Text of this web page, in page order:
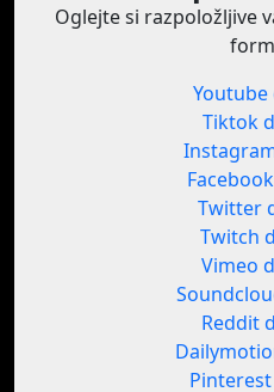
Oglejte si razpoložljive
Youtube
Tiktok
Twitter
Twitch
Vimeo
Reddit